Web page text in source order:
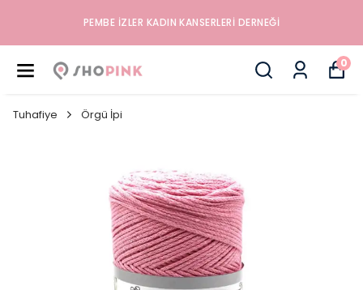
PEMBE İZLER KADIN KANSERLERI DERNEĞI
0
Tuhafiye Örgü İpi